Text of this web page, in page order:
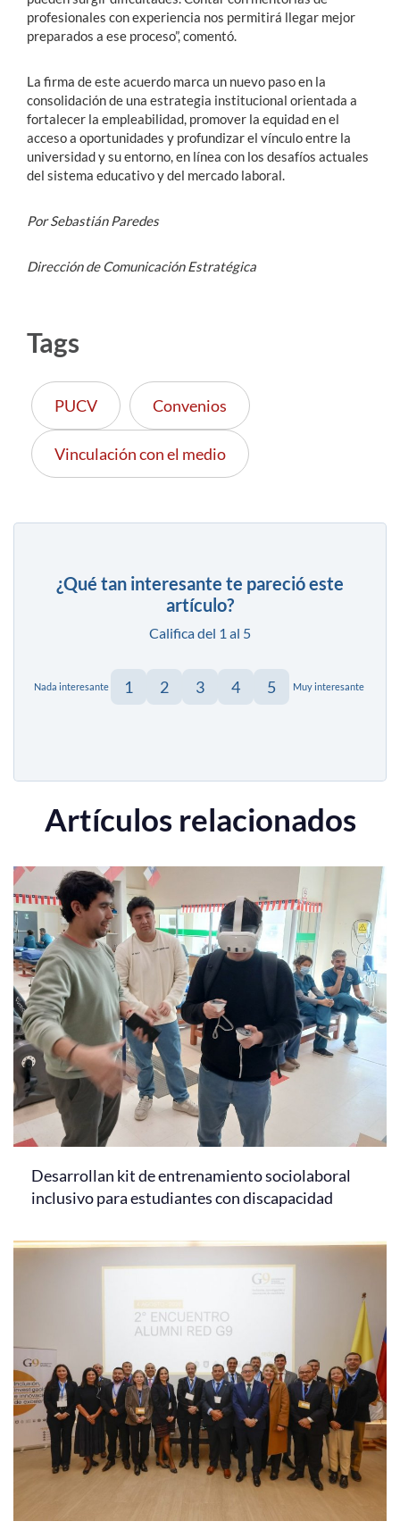
profesionales con experiencia nos permitirá llegar mejor
preparados a ese proceso”, comentó.
La firma de este acuerdo marca un nuevo paso en la
consolidación de una estrategia institucional orientada a
fortalecer la empleabilidad, promover la equidad en el
acceso a oportunidades y profundizar el vínculo entre la
universidad y su entorno, en línea con los desafíos actuales
del sistema educativo y del mercado laboral.
Por Sebastián Paredes
Dirección de Comunicación Estratégica
Tags
PUCV Convenios
Vinculación con el medio
¿Qué tan interesante te pareció este
artículo?
Califica del 1 al 5
Nada interesante 1 2 3 4 5 Muy interesante
Artículos relacionados
Desarrollan kit de entrenamiento sociolaboral
inclusivo para estudiantes con discapacidad